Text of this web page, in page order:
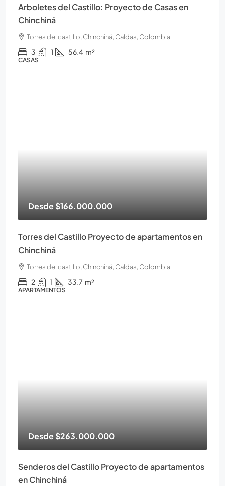
Arboletes del Castillo: Proyecto de Casas en
Chinchiná
Torres del castillo, Chinchiná, Caldas, Colombia
3 1 56.4 m²
CASAS
Desde$166.000.000
Torres del Castillo Proyecto de apartamentos en
Chinchiná
Torres del castillo, Chinchiná, Caldas, Colombia
2 1 33.7 m²
APARTAMENTOS
Desde$263.000.000
Senderos del Castillo Proyecto de apartamentos
en Chinchiná